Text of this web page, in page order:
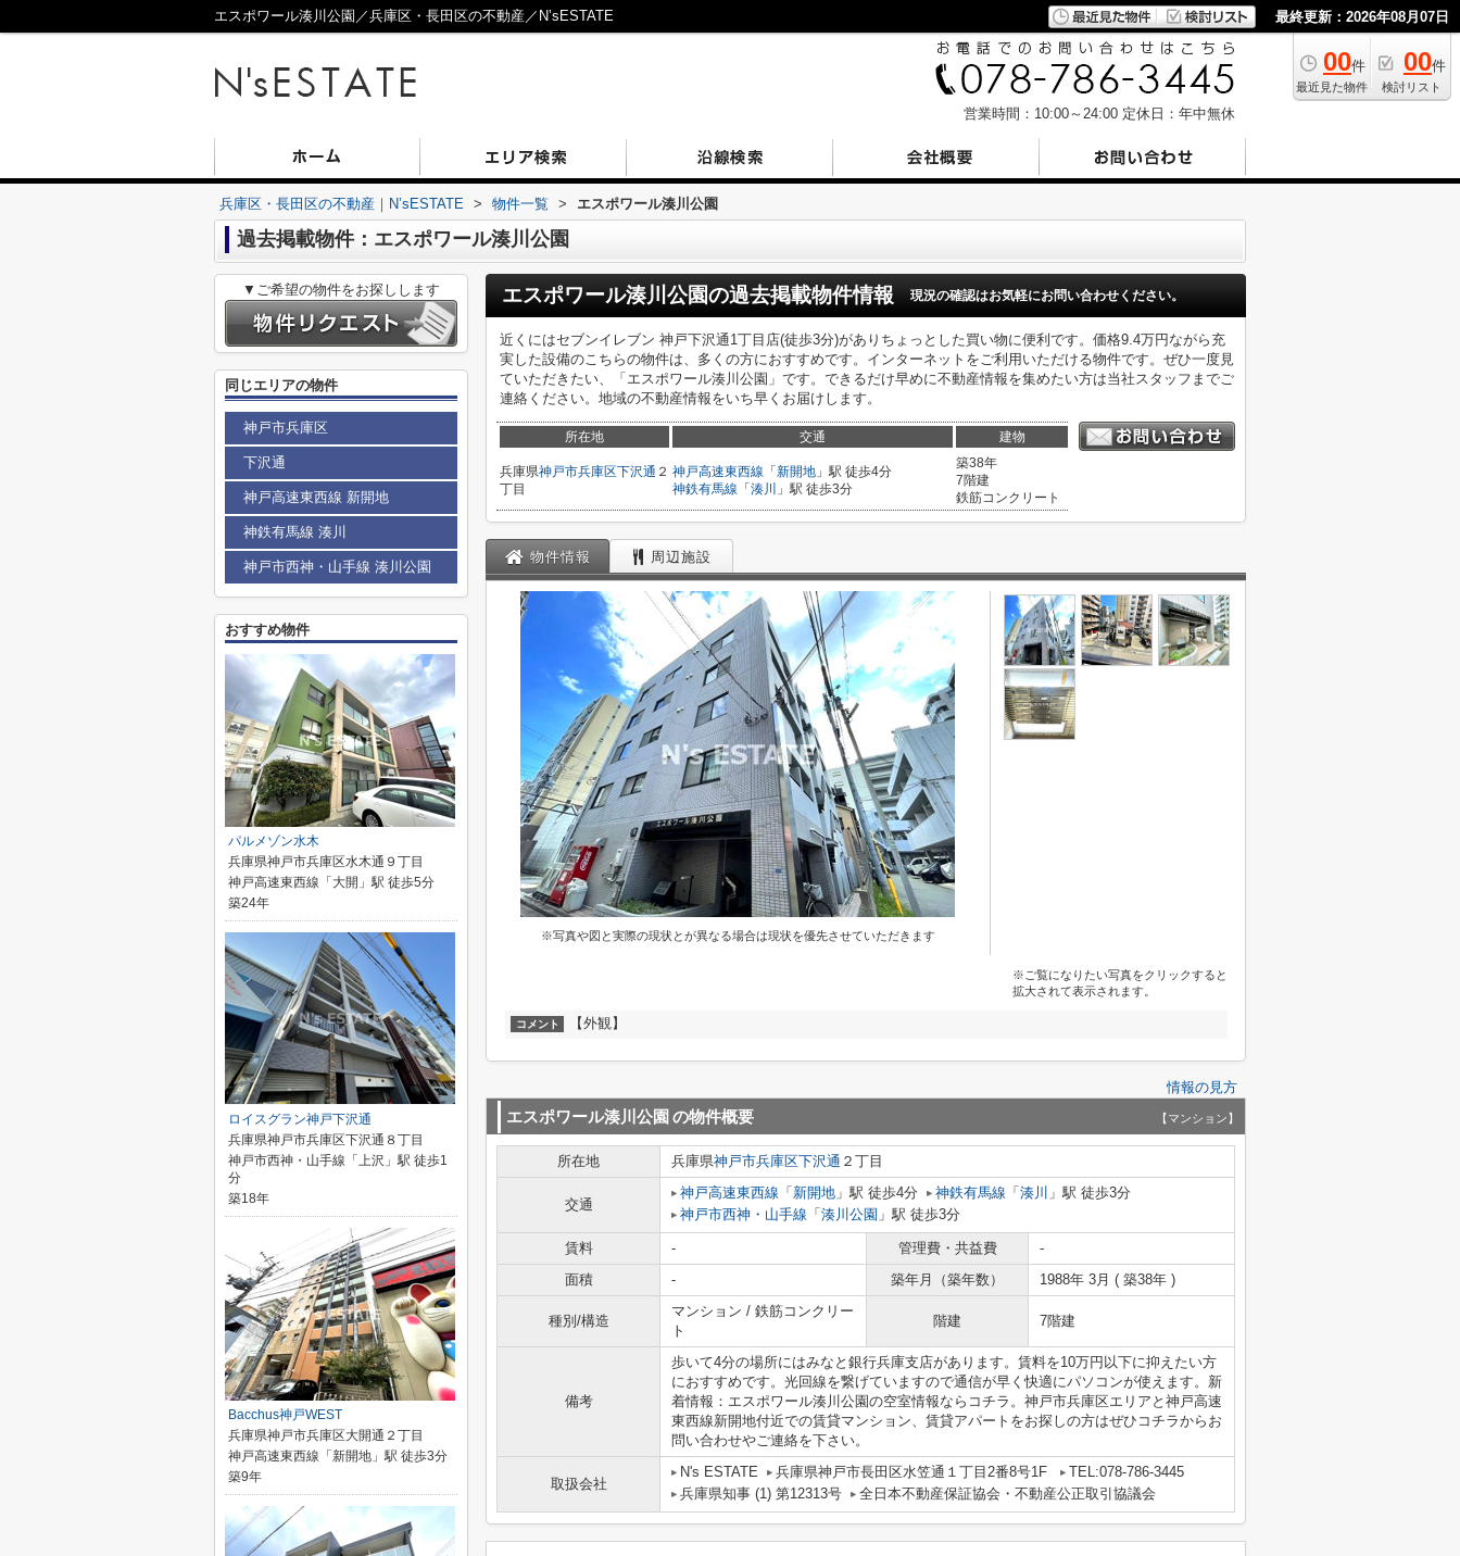
エスポワール湊川公園／兵庫区・長田区の不動産／N’sESTATE 最終更新：2026年08月07日
00件
最近見た物件
00件
検討リスト
営業時間：10:00～24:00 定休日：年中無休
兵庫区・長田区の不動産｜N’sESTATE > 物件一覧 > エスポワール湊川公園
過去掲載物件：エスポワール湊川公園
エスポワール湊川公園の過去掲載物件情報 現況の確認はお気軽にお問い合わせください。
近くにはセブンイレブン 神戸下沢通1丁目店(徒歩3分)がありちょっとした買い物に便利です。価格9.4万円ながら充
実した設備のこちらの物件は、多くの方におすすめです。インターネットをご利用いただける物件です。ぜひ一度見
ていただきたい、「エスポワール湊川公園」です。できるだけ早めに不動産情報を集めたい方は当社スタッフまでご
連絡ください。地域の不動産情報をいち早くお届けします。
所在地 交通 建物
兵庫県神戸市兵庫区下沢通 ２
丁目
神戸高速東西線 「 新開地 」駅 徒歩4分
神鉄有馬線 「 湊川 」駅 徒歩3分
築38年
7階建
鉄筋コンクリート
物件情報 周辺施設
※写真や図と実際の現状とが異なる場合は現状を優先させていただきます
※ご覧になりたい写真をクリックすると
拡大されて表示されます。
コメント 【外観】
情報の見方
エスポワール湊川公園 の物件概要 【マンション】
所在地 兵庫県神戸市兵庫区下沢通 ２丁目
交通
神戸高速東西線 「 新開地 」駅 徒歩4分 神鉄有馬線 「 湊川 」駅 徒歩3分
神戸市西神・山手線 「 湊川公園 」駅 徒歩3分
賃料 - 管理費・共益費
-
面積
- 築年月（築年数） 1988年 3月 ( 築38年 )
種別/構造
マンション / 鉄筋コンクリー
ト
階建 7階建
備考
歩いて4分の場所にはみなと銀行兵庫支店があります。賃料を10万円以下に抑えたい方
におすすめです。光回線を繋げていますので通信が早く快適にパソコンが使えます。新
着情報：エスポワール湊川公園の空室情報ならコチラ。神戸市兵庫区エリアと神戸高速
東西線新開地付近での賃貸マンション、賃貸アパートをお探しの方はぜひコチラからお
問い合わせやご連絡を下さい。
取扱会社
N's ESTATE 兵庫県神戸市長田区水笠通１丁目2番8号1F
TEL:078-786-3445
兵庫県知事 (1) 第12313号
全日本不動産保証協会・不動産公正取引協議会
▼ご希望の物件をお探しします
同じエリアの物件
神戸市兵庫区
下沢通
神戸高速東西線 新開地
神鉄有馬線 湊川
神戸市西神・山手線 湊川公園
おすすめ物件
パルメゾン水木
兵庫県神戸市兵庫区水木通９丁目
神戸高速東西線「大開」駅 徒歩5分
築24年
ロイスグラン神戸下沢通
兵庫県神戸市兵庫区下沢通８丁目
神戸市西神・山手線「上沢」駅 徒歩1
分
築18年
Bacchus神戸WEST
兵庫県神戸市兵庫区大開通２丁目
神戸高速東西線「新開地」駅 徒歩3分
築9年